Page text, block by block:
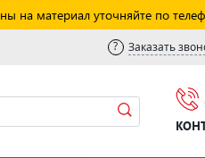
на материал уточняйте по
Заказать